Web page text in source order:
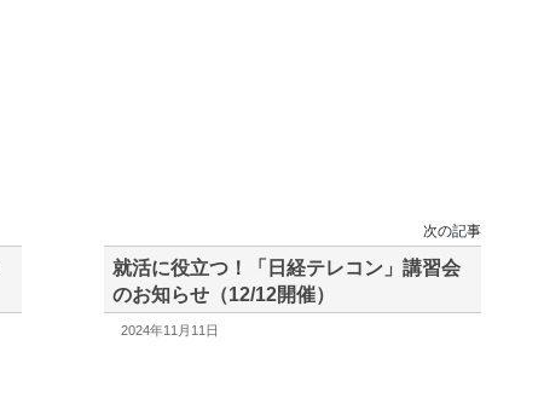
次の記事
就活に役立つ！「日経テレコン」講習会
のお知らせ（12/12開催）
2024年11月11日